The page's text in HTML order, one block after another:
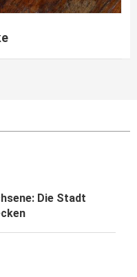
Die Stadt